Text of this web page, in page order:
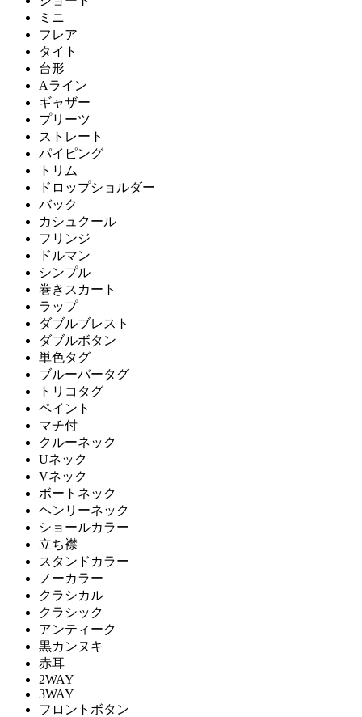
ミニ
フレア
タイト
台形
Aライン
ギャザー
プリーツ
ストレート
パイピング
トリム
ドロップショルダー
バック
カシュクール
フリンジ
ドルマン
シンプル
巻きスカート
ラップ
ダブルブレスト
ダブルボタン
単色タグ
ブルーバータグ
トリコタグ
ペイント
マチ付
クルーネック
Uネック
Vネック
ボートネック
ヘンリーネック
ショールカラー
立ち襟
スタンドカラー
ノーカラー
クラシカル
クラシック
アンティーク
黒カンヌキ
赤耳
2WAY
3WAY
フロントボタン